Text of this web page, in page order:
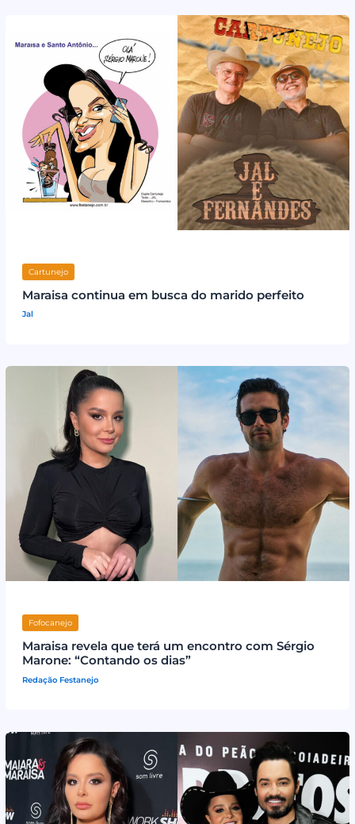
Cartunejo
Maraisa continua em busca do marido perfeito
Jal
Fofocanejo
Maraisa revela que terá um encontro com Sérgio
Marone: “Contando os dias”
Redação Festanejo